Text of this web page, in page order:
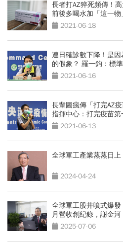
長者打AZ猝死頻傳！
前後多喝水加「這一
2021-06-18
連日確診數下降！是因
的假象？ 羅一鈞：標
2021-06-16
長輩圖瘋傳「打完AZ
指揮中心：打完疫苗第
2021-06-13
全球軍工產業蒸蒸日上
2024-04-24
全球軍工股井噴式爆
月營收創紀錄，謝金
2025-07-06